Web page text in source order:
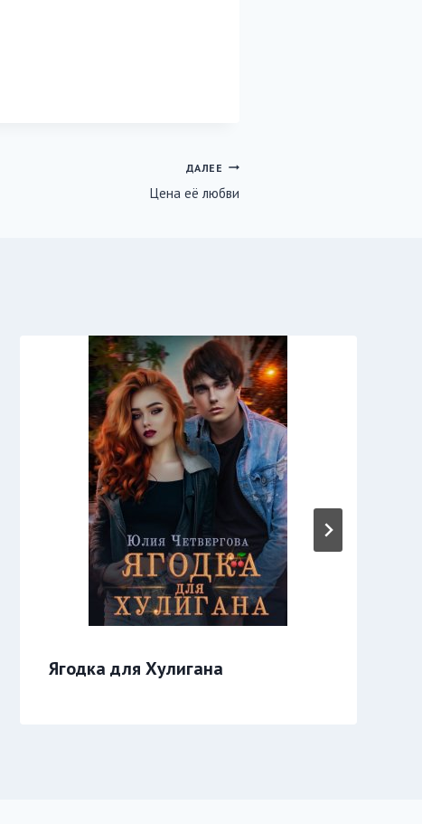
ДАЛЕЕ
Цена её любви
Ягодка для Хулигана